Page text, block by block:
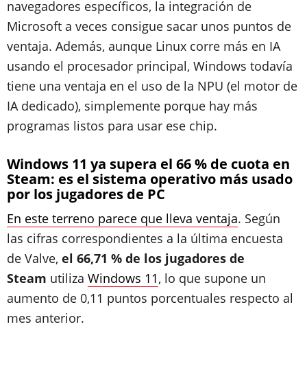
navegadores específicos, la integración de
Microsoft a veces consigue sacar unos puntos de
ventaja. Además, aunque Linux corre más en IA
usando el procesador principal, Windows todavía
tiene una ventaja en el uso de la NPU (el motor de
IA dedicado), simplemente porque hay más
programas listos para usar ese chip.
Windows 11 ya supera el 66 % de cuota en
Steam: es el sistema operativo más usado
por los jugadores de PC
En este terreno parece que lleva ventaja. Según
las cifras correspondientes a la última encuesta
de Valve, el 66,71 % de los jugadores de
Steam utiliza Windows 11, lo que supone un
aumento de 0,11 puntos porcentuales respecto al
mes anterior.